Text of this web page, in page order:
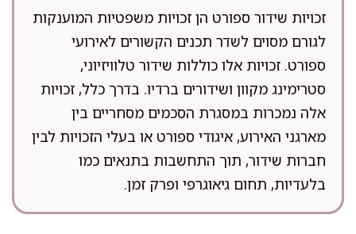
זכויות שידור ספורט הן זכויות משפטיות המוענקות
לגורם מסוים לשדר תכנים הקשורים לאירועי
ספורט. זכויות אלו כוללות שידור טלוויזיוני,
סטרימינג מקוון ושידורים ברדיו. בדרך כלל, זכויות
אלה נמכרות במסגרת הסכמים מסחריים בין
מארגני האירוע, איגודי ספורט או בעלי הזכויות לבין
חברות שידור, תוך התחשבות בתנאים כמו
בלעדיות, תחום גיאוגרפי ופרק זמן.